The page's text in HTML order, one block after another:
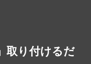
取り付けるだ